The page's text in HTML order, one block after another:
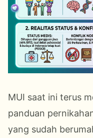
MUI saat ini terus
panduan
yang sudah